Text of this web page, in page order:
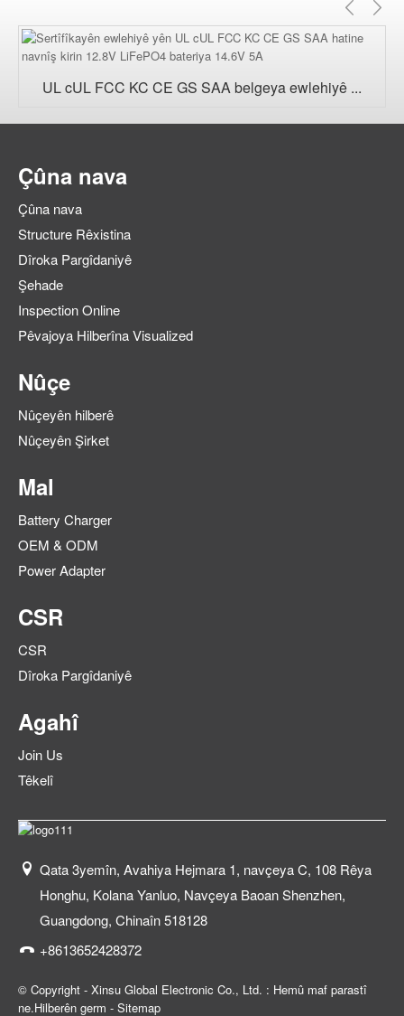
Pêşî
UL cUL FCC KC CE GS SAA belgeya ewlehiyê ...
Çûna nava
Çûna nava
Structure Rêxistina
Dîroka Pargîdaniyê
Şehade
Inspection Online
Pêvajoya Hilberîna Visualized
Nûçe
Nûçeyên hilberê
Nûçeyên Şirket
Mal
Battery Charger
OEM & ODM
Power Adapter
CSR
CSR
Dîroka Pargîdaniyê
Agahî
Join Us
Têkelî
Qata 3yemîn, Avahiya Hejmara 1, navçeya C, 108 Rêya
Honghu, Kolana Yanluo, Navçeya Baoan Shenzhen,
Guangdong, Chinaîn 518128
+8613652428372
© Copyright - Xinsu Global Electronic Co., Ltd. : Hemû maf parastî
ne.Hilberên germ - Sitemap